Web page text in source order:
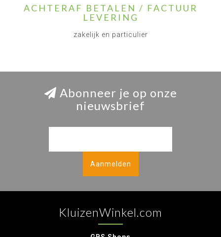
ACHTERAF BETALEN / FACTUUR
LEVERING
zakelijk en particulier
Abonneer je op onze
nieuwsbrief
Aanmelden
KluizenWinkel.com